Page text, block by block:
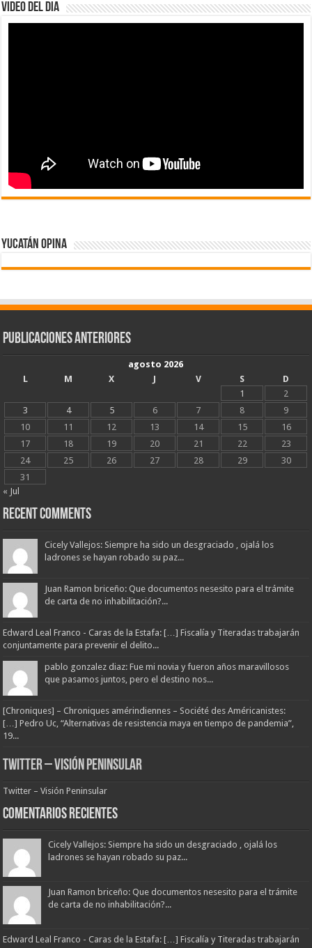
Video del dia
Yucatán Opina
Publicaciones Anteriores
agosto 2026
L
M X J V S
D
1
2
3
4 5 6 7 8
9
10
11 12 13 14 15
16
17
18 19 20 21 22
23
24
25 26 27 28 29
30
31
« Jul
Recent Comments
Cicely Vallejos: Siempre ha sido un desgraciado , ojalá los
ladrones se hayan robado su paz...
Juan Ramon briceño: Que documentos nesesito para el trámite
de carta de no inhabilitación?...
Edward Leal Franco - Caras de la Estafa: […] Fiscalía y Titeradas trabajarán
conjuntamente para prevenir el delito...
pablo gonzalez diaz: Fue mi novia y fueron años maravillosos
que pasamos juntos, pero el destino nos...
[Chroniques] – Chroniques amérindiennes – Société des Américanistes:
[…] Pedro Uc, “Alternativas de resistencia maya en tiempo de pandemia”,
19...
Twitter – Visión Peninsular
Twitter – Visión Peninsular
Comentarios Recientes
Cicely Vallejos: Siempre ha sido un desgraciado , ojalá los
ladrones se hayan robado su paz...
Juan Ramon briceño: Que documentos nesesito para el trámite
de carta de no inhabilitación?...
Edward Leal Franco - Caras de la Estafa: […] Fiscalía y Titeradas trabajarán